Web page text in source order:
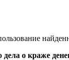
дела о краже